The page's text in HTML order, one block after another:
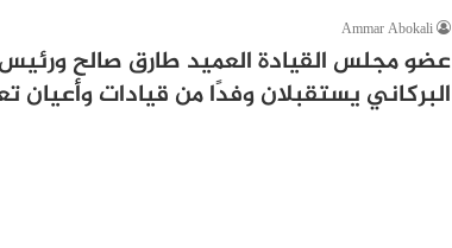
Ammar Abokali
عضو مجلس القيادة العميد طارق صالح
البركاني يستقبلان وفدًا من قيادات وأعيان